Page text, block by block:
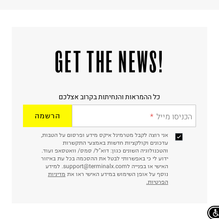
!GET THE NEWS
כל ההמראות והנחיתות בקרוב אצלכם
הכניסו מייל הרשמה
אני רוצה לקבל מטרמינל איקס מידע ופרסום על הטבות,
עדכונים וקולקציות חדשות באמצעי התקשרות
והטכנולוגיה השונים כגון: דוא"ל/ סמס/ וואטסאפ ועוד.
ידוע לי כי באפשרותי לבטל את ההסכמה בכל עת באיזור
האישי או בפנייה לsupport@terminalx.com. למידע
נוסף על אופן השימוש במידע האישי ראו את מדיניות
הפרטיות.